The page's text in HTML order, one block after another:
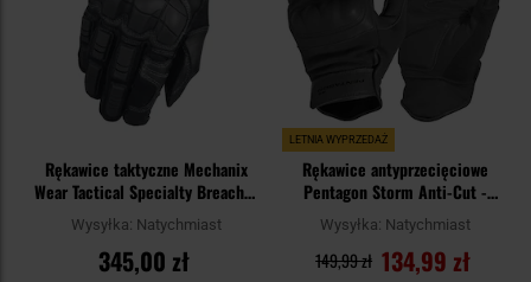
Rękawice taktyczne Mechanix
Wear Tactical Specialty Breacher
Covert
Wysyłka: Natychmiast
345,00 zł
LETNIA WYPRZEDAŻ
Rękawice antyprzecięciowe
Pentagon Storm Anti-Cut -
Black
Wysyłka: Natychmiast
134,99 zł
149,99 zł